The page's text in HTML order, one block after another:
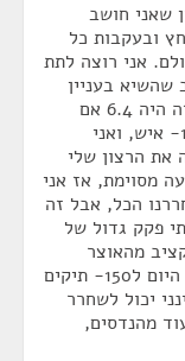
שאני חושב
ובעקבות כל
אני רוצה לתת
שהשיא בעניין
של העובדים הזרים היה בשנה שעברה, שזה היה 6.4 אם
אינני טועה, המפתח שלהם היה 6.4 ל1,000- איש, ואני
רק מראה את הרצון שלי
מסוימת, אז אני
הכל, אבל זה
פקק גדול של
מהאוצר
לתוספת של מהנדסים, בודקים, אולי הגיעו היום ל150- תיקים
יכול לשחרר
מהנדסים,